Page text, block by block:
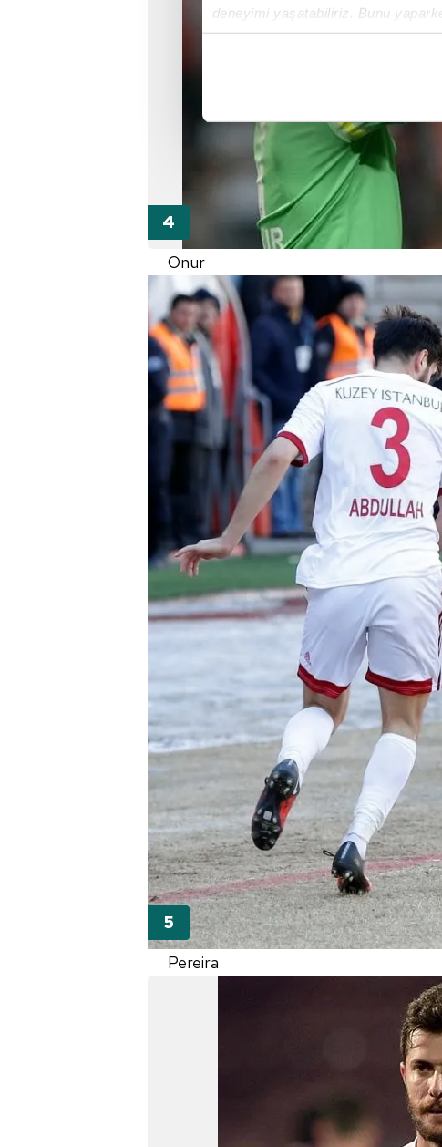
deneyimi yaşatabiliriz. Bunu
içerikleri sunabilmek adına
Her halükârda, kullanıcılar, bu
Sizlere daha iyi bir hizmet
çerezler vasıtasıyla çeşitli kişisel
amacıyla kullanılmaktadır. Diğer
reklam/pazarlama faaliyetlerinin
Çerezlere ilişkin tercihlerinizi
butonuna tıklayabilir,Çerez
6698 sayılı Kişisel Verilerin
mevzuata uygun olarak kullanılan
Onur
Pereira